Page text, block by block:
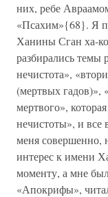
них, ребе
«Псахим»{68}. Я
Ханины Сган ха-
разбирались темы
нечистота»,
(мертвых гадов)»,
мертвого»,
нечистоты», и все
меня совершенно,
интерес к имени
моменту, а мне
«Апокрифы»,